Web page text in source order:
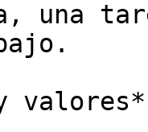
valores*